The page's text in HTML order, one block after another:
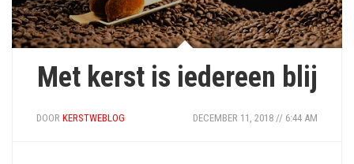
Met kerst is iedereen blij
DOOR KERSTWEBLOG DECEMBER 11, 2018 // 6:44 AM